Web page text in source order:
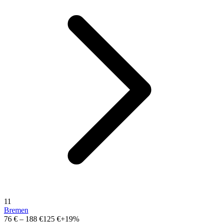
11
Bremen
76 € – 188 €125 €+19%